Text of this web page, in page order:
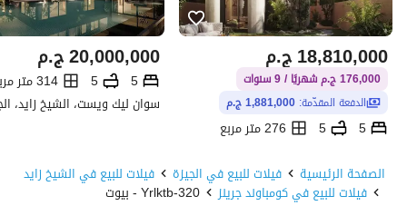
ج.م18,810,000
176,000 ج.م شهريًا / 9 سنوات
الدفعة المقدّمة: 1,881,000 ج.م
5
5
276 متر مربع
ج.م20,000,000
5
5
314 متر مربع
سوان ليك ويست، الشيخ زايد،
الصفحة الرئيسية فيلات للبيع في الجيزة فيلات للبيع في الشيخ زايد
فيلات للبيع في كومباوند جرينز 320-Yrlktb - بيوت